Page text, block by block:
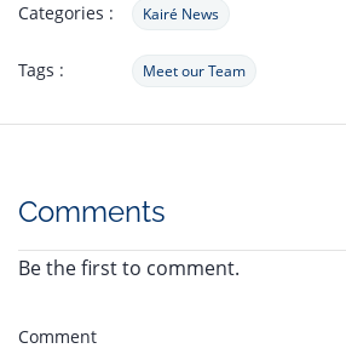
Categories : Kairé News
Tags : Meet our Team
Comments
Be the first to comment.
Comment